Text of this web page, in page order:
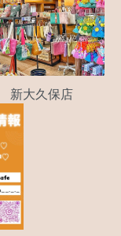
新大久保店